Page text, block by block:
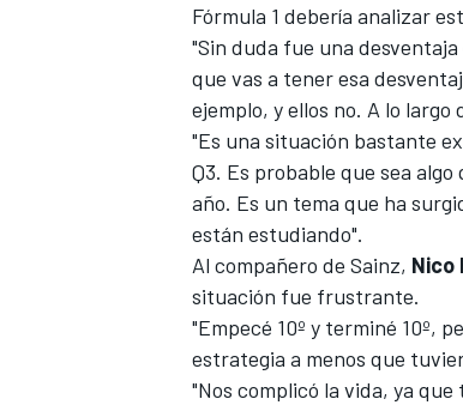
MÁS CATEGORÍAS
Fórmula 1 debería analizar
"Sin duda fue una
que vas a tener esa
ejemplo, y ellos no. A lo
"Es una situación bastante
Q3. Es probable que sea
año. Es un tema que ha
están estudiando".
Al compañero de Sainz, Nico
situación fue frustrante.
"Empecé 10º y terminé 10º,
estrategia a menos que
"Nos complicó la vida, ya